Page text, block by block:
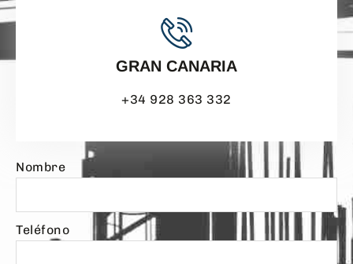
GRAN CANARIA
+34 928 363 332
Nombre
Teléfono